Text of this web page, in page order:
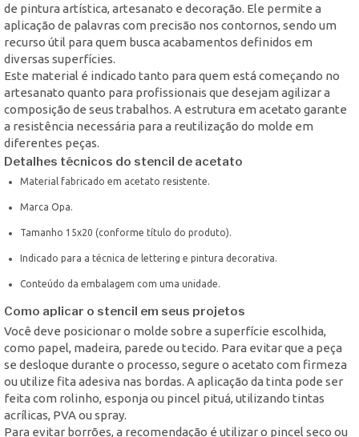
de pintura artística, artesanato e decoração. Ele permite a
aplicação de palavras com precisão nos contornos, sendo um
recurso útil para quem busca acabamentos definidos em
diversas superfícies.
Este material é indicado tanto para quem está começando no
artesanato quanto para profissionais que desejam agilizar a
composição de seus trabalhos. A estrutura em acetato garante
a resistência necessária para a reutilização do molde em
diferentes peças.
Detalhes técnicos do stencil de acetato
Material fabricado em acetato resistente.
Marca Opa.
Tamanho 15x20 (conforme título do produto).
Indicado para a técnica de lettering e pintura decorativa.
Conteúdo da embalagem com uma unidade.
Como aplicar o stencil em seus projetos
Você deve posicionar o molde sobre a superfície escolhida,
como papel, madeira, parede ou tecido. Para evitar que a peça
se desloque durante o processo, segure o acetato com firmeza
ou utilize fita adesiva nas bordas. A aplicação da tinta pode ser
feita com rolinho, esponja ou pincel pituá, utilizando tintas
acrílicas, PVA ou spray.
Para evitar borrões, a recomendação é utilizar o pincel seco ou